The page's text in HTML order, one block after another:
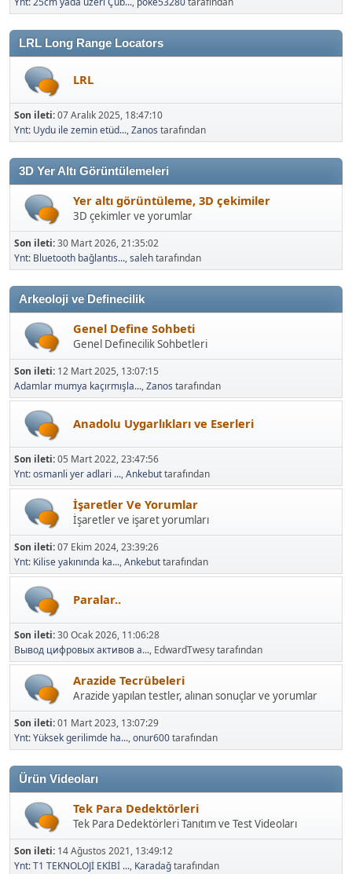
LRL Long Range Locators
LRL
Son ileti:07 Aralık 2025, 18:47:10
Ynt: Uydu ile zemin etüd...,Zanos tarafından
3D Yer Altı Görüntülemeleri
Yer altı görüntüleme, 3D çekimiler
3D çekimler ve yorumlar
Son ileti:30 Mart 2026, 21:35:02
Ynt: Bluetooth bağlantıs...,salehtarafından
Arkeoloji ve Definecilik
Genel Define Sohbeti
Genel Definecilik Sohbetleri
Son ileti: 12 Mart 2025, 13:07:15
Adamlar mumya kaçırmışla...,Zanos tarafından
Anadolu Uygarlıkları ve Eserleri
Son ileti:05 Mart 2022, 23:47:56
Ynt: osmanli yer adlari ...,Ankebuttarafından
İşaretler Ve Yorumlar
İşaretler ve işaret yorumları
Son ileti:07 Ekim 2024, 23:39:26
Ynt: Kilise yakınında ka...,Ankebuttarafından
Paralar..
Son ileti:30 Ocak 2026, 11:06:28
Вывод цифровых активов а..., EdwardTwesy tarafından
Arazide Tecrübeleri
Arazide yapılan testler, alınan sonuçlar ve yorumlar
Son ileti:01 Mart 2023, 13:07:29
Ynt: Yüksek gerilimde ha...,onur600tarafından
Ürün Videoları
Tek Para Dedektörleri
Tek Para Dedektörleri Tanıtım ve Test Videoları
Son ileti: 14 Ağustos 2021, 13:49:12
Ynt: T1 TEKNOLOJİ EKİBİ ..., Karadağtarafından